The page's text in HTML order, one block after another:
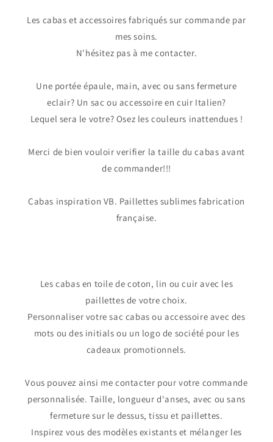
Les cabas et accessoires fabriqués sur commande par
mes soins.
N'hésitez pas à me contacter.
Une portée épaule, main, avec ou sans fermeture
eclair? Un sac ou accessoire en cuir Italien?
Lequel sera le votre? Osez les couleurs inattendues !
Merci de bien vouloir verifier la taille du cabas avant
de commander!!!
Cabas inspiration VB. Paillettes sublimes fabrication
française.
Les cabas en toile de coton, lin ou cuir avec les
paillettes de votre choix.
Personnaliser votre sac cabas ou accessoire avec des
mots ou des initials ou un logo de société pour les
cadeaux promotionnels.
Vous pouvez ainsi me contacter pour votre commande
personnalisée. Taille, longueur d'anses, avec ou sans
fermeture sur le dessus, tissu et paillettes.
Inspirez vous des modèles existants et mélanger les